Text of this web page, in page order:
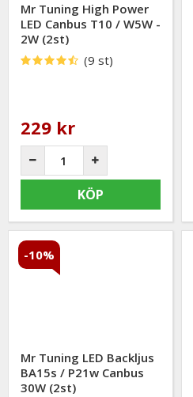
Mr Tuning High Power
LED Canbus T10 / W5W -
2W (2st)
(9 st)
229 kr
KÖP
-10%
Mr Tuning LED Backljus
BA15s / P21w Canbus
30W (2st)